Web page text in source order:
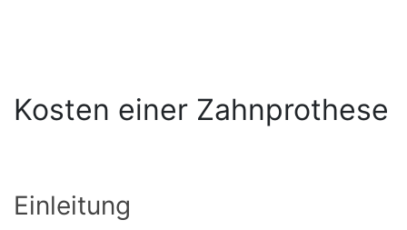
Kosten einer Zahnprothese
Einleitung